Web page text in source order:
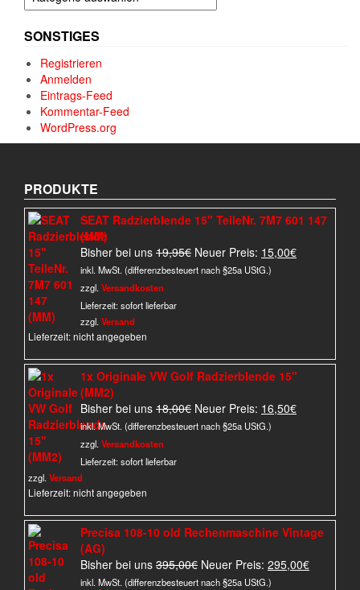
SONSTIGES
Registrieren
Anmelden
Eintrags-Feed
Kommentar-Feed
WordPress.org
PRODUKTE
SEAT Radzierblende 15" TeileNr. 7M7 601 147
(MM)
Bisher bei uns 19,95€ Ursprünglicher
Preis
Neuer Preis: 15,00€Aktueller
inkl. MwSt. (differenzbesteuert nach §25a UStG.)
zzgl.Versandkosten
Lieferzeit:sofort lieferbar
zzgl.Versand
Lieferzeit: nicht angegeben
1x Originale VW Golf Radzierblende 15"
(MM2)
Bisher bei uns 18,00€ Ursprünglicher
Preis
Neuer Preis: 16,50€Aktueller
inkl. MwSt. (differenzbesteuert nach §25a UStG.)
zzgl.Versandkosten
Lieferzeit:sofort lieferbar
zzgl.Versand
Lieferzeit: nicht angegeben
Precisa 108-10 old Rechenmaschine Vintage
(AG)
Bisher bei uns 395,00€ Ursprünglicher
Preis
Neuer Preis: 295,00€Aktueller
inkl. MwSt. (differenzbesteuert nach §25a UStG.)